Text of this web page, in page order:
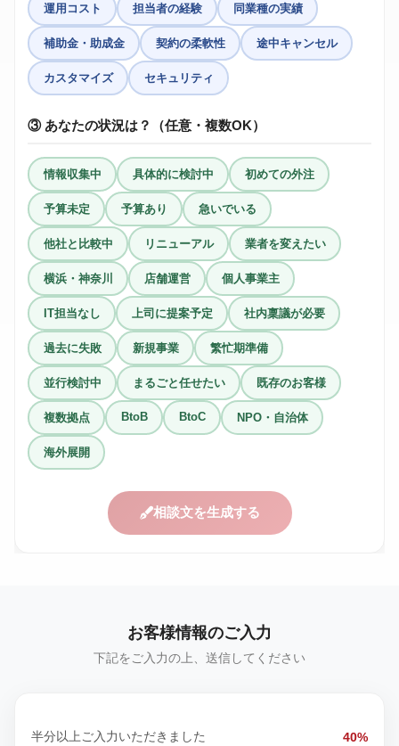
運用コスト 担当者の経験 同業種の実績
補助金・助成金 契約の柔軟性 途中キャンセル
カスタマイズ セキュリティ
③ あなたの状況は？（任意・複数OK）
情報収集中 具体的に検討中 初めての外注
予算未定 予算あり 急いでいる
他社と比較中 リニューアル 業者を変えたい
横浜・神奈川 店舗運営 個人事業主
IT担当なし 上司に提案予定 社内稟議が必要
過去に失敗 新規事業 繁忙期準備
並行検討中 まるごと任せたい 既存のお客様
複数拠点 BtoB BtoC NPO・自治体
海外展開
相談文を生成する
お客様情報のご入力
下記をご入力の上、送信してください
半分以上ご入力いただきました 40%